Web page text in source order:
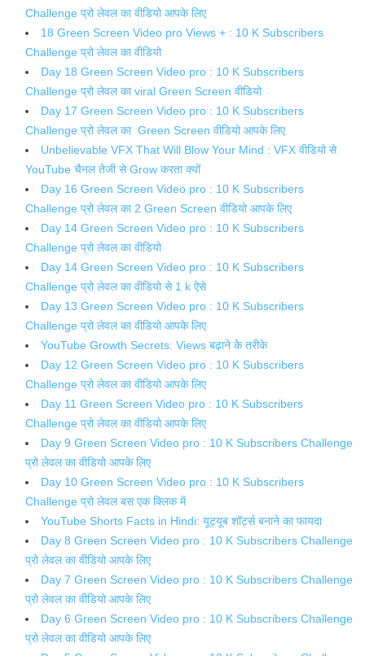
Challenge प्रो लेवल का वीडियो आपके लिए
18 Green Screen Video pro Views + : 10 K Subscribers
Challenge प्रो लेवल का वीडियो
Day 18 Green Screen Video pro : 10 K Subscribers
Challenge प्रो लेवल का viral Green Screen वीडियो
Day 17 Green Screen Video pro : 10 K Subscribers
Challenge प्रो लेवल का Green Screen वीडियो आपके लिए
Unbelievable VFX That Will Blow Your Mind : VFX वीडियो से
YouTube चैनल तेजी से Grow करता क्यों
Day 16 Green Screen Video pro : 10 K Subscribers
Challenge प्रो लेवल का 2 Green Screen वीडियो आपके लिए
Day 14 Green Screen Video pro : 10 K Subscribers
Challenge प्रो लेवल का वीडियो
Day 14 Green Screen Video pro : 10 K Subscribers
Challenge प्रो लेवल का वीडियो से 1 k ऐसे
Day 13 Green Screen Video pro : 10 K Subscribers
Challenge प्रो लेवल का वीडियो आपके लिए
YouTube Growth Secrets: Views बढ़ाने के तरीके
Day 12 Green Screen Video pro : 10 K Subscribers
Challenge प्रो लेवल का वीडियो आपके लिए
Day 11 Green Screen Video pro : 10 K Subscribers
Challenge प्रो लेवल का वीडियो आपके लिए
Day 9 Green Screen Video pro : 10 K Subscribers Challenge
प्रो लेवल का वीडियो आपके लिए
Day 10 Green Screen Video pro : 10 K Subscribers
Challenge प्रो लेवल बस एक क्लिक में
YouTube Shorts Facts in Hindi: यूट्यूब शॉर्ट्स बनाने का फायदा
Day 8 Green Screen Video pro : 10 K Subscribers Challenge
प्रो लेवल का वीडियो आपके लिए
Day 7 Green Screen Video pro : 10 K Subscribers Challenge
प्रो लेवल का वीडियो आपके लिए
Day 6 Green Screen Video pro : 10 K Subscribers Challenge
प्रो लेवल का वीडियो आपके लिए